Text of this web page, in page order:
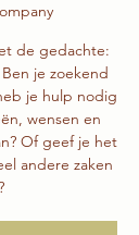
de gedachte:
je zoekend
je hulp nodig
wensen en
Of geef je het
andere zaken